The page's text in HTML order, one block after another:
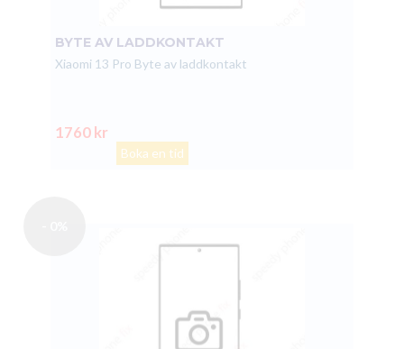
BYTE AV LADDKONTAKT
Xiaomi 13 Pro Byte av laddkontakt
1760 kr
Boka en tid